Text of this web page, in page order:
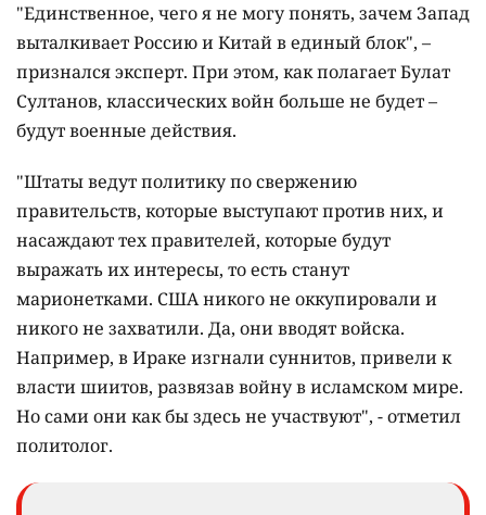
"Единственное, чего я не могу понять, зачем Запад
выталкивает Россию и Китай в единый блок", –
признался эксперт. При этом, как полагает Булат
Султанов, классических войн больше не будет –
будут военные действия.
"Штаты ведут политику по свержению
правительств, которые выступают против них, и
насаждают тех правителей, которые будут
выражать их интересы, то есть станут
марионетками. США никого не оккупировали и
никого не захватили. Да, они вводят войска.
Например, в Ираке изгнали суннитов, привели к
власти шиитов, развязав войну в исламском мире.
Но сами они как бы здесь не участвуют", - отметил
политолог.